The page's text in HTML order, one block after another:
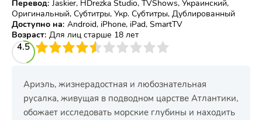
Перевод: Jaskier, HDrezka Studio, TVShows, Украинский,
Оригинальный, Субтитры, Укр. Субтитры, Дублированный
Доступно на: Android, iPhone, iPad, SmartTV
Возраст: Для лиц старше 18 лет
4.5
4 5 6 7 8 9 10
Ариэль, жизнерадостная и любознательная
русалка, живущая в подводном царстве Атлантики,
обожает исследовать морские глубины и находить